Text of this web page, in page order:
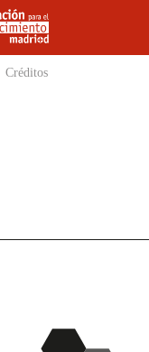
Créditos